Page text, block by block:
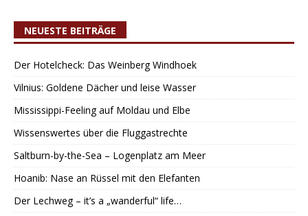
NEUESTE BEITRÄGE
Der Hotelcheck: Das Weinberg Windhoek
Vilnius: Goldene Dächer und leise Wasser
Mississippi-Feeling auf Moldau und Elbe
Wissenswertes über die Fluggastrechte
Saltburn-by-the-Sea – Logenplatz am Meer
Hoanib: Nase an Rüssel mit den Elefanten
Der Lechweg – it’s a „wanderful“ life…